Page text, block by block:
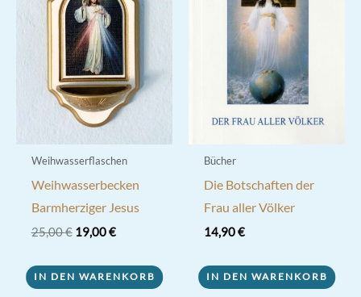
Weihwasserflaschen
Weihwasserbecken
Barmherziger Jesus
25,00€ Ursprünglicher
25,00 €
19,00€Aktueller
19,00 €.
IN DEN WARENKORB
Bücher
Die Botschaften der
Frau aller Völker
14,90€
IN DEN WARENKORB